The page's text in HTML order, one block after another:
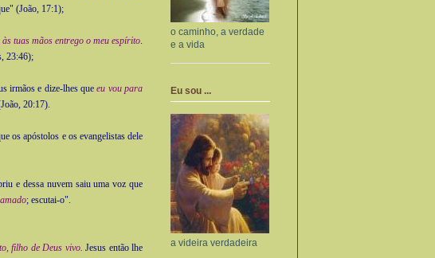
(João, 17:1);
tuas mãos entrego o meu espírito.
23:46);
irmãos e dize-lhes queeu vou para
20:17).
os apóstolos e os evangelistas dele
e dessa nuvem saiu uma voz que
; escutai-o".
filho de Deus vivo. Jesus então lhe
o caminho, a verdade
e a vida
Eu sou ...
a videira verdadeira